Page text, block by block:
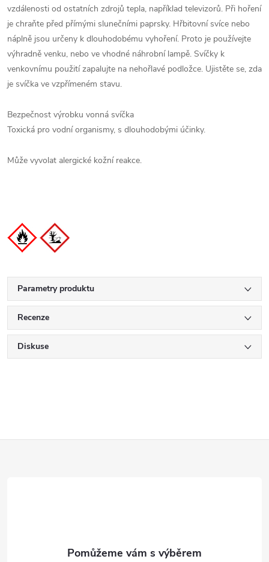
vzdálenosti od ostatních zdrojů tepla, například televizorů. Při hoření
je chraňte před přímými slunečními paprsky. Hřbitovní svíce nebo
náplně jsou určeny k dlouhodobému vyhoření. Proto je používejte
výhradně venku, nebo ve vhodné náhrobní lampě. Svíčky k
venkovnímu použití zapalujte na nehořlavé podložce. Ujistěte se, zda
je svíčka ve vzpřímeném stavu.
Bezpečnost výrobku vonná svíčka
Toxická pro vodní organismy, s dlouhodobými účinky.
Může vyvolat alergické kožní reakce.
Parametry produktu
Recenze
Diskuse